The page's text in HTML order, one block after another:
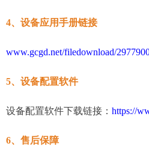
4、设备应用手册链接
www.gcgd.net/filedownload/
5、设备配置软件
设备配置软件下载链接： https://
6、售后保障